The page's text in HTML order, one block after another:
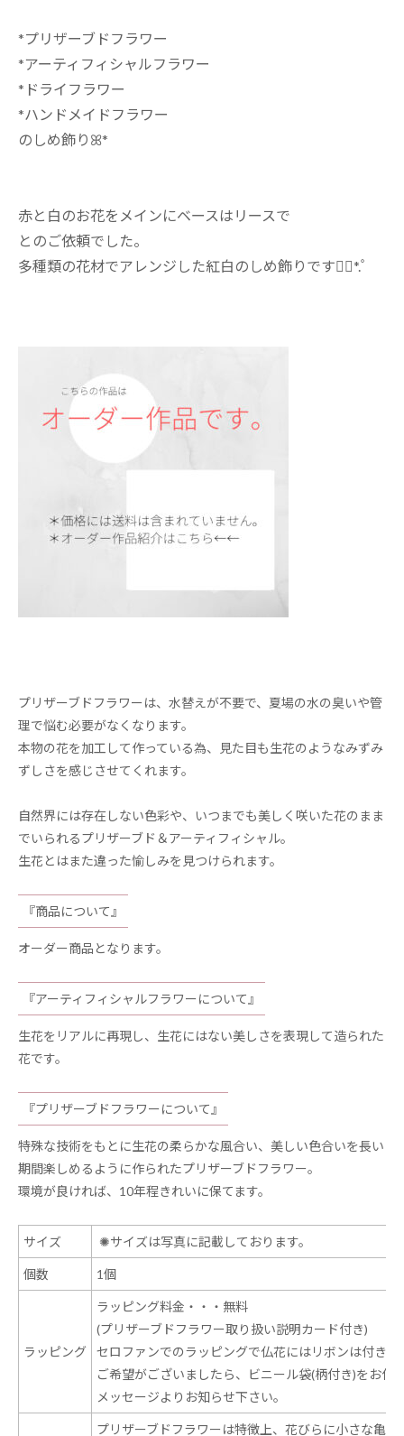
*プリザーブドフラワー
*アーティフィシャルフラワー
*ドライフラワー
*ハンドメイドフラワー
のしめ飾りꕤ*
赤と白のお花をメインにベースはリースで
とのご依頼でした。
多種類の花材でアレンジした紅白のしめ飾りです❁⃘*.ﾟ
プリザーブドフラワーは、水替えが不要で、夏場の水の臭いや管
理で悩む必要がなくなります。
本物の花を加工して作っている為、見た目も生花のようなみずみ
ずしさを感じさせてくれます。
自然界には存在しない色彩や、いつまでも美しく咲いた花のまま
でいられるプリザーブド＆アーティフィシャル。
生花とはまた違った愉しみを見つけられます。
『商品について』
オーダー商品となります。
『アーティフィシャルフラワーについて』
生花をリアルに再現し、生花にはない美しさを表現して造られた
花です。
『プリザーブドフラワーについて』
特殊な技術をもとに生花の柔らかな風合い、美しい色合いを長い
期間楽しめるように作られたプリザーブドフラワー。
環境が良ければ、10年程きれいに保てます。
サイズ ✺サイズは写真に記載しております。
個数 1個
ラッピング
ラッピング料金・・・無料
(プリザーブドフラワー取り扱い説明カード付き)
セロファンでのラッピングで仏花にはリボンは付きま
ご希望がございましたら、ビニール袋(柄付き)をお付
メッセージよりお知らせ下さい。
プリザーブドフラワーは特徴上、花びらに小さな亀